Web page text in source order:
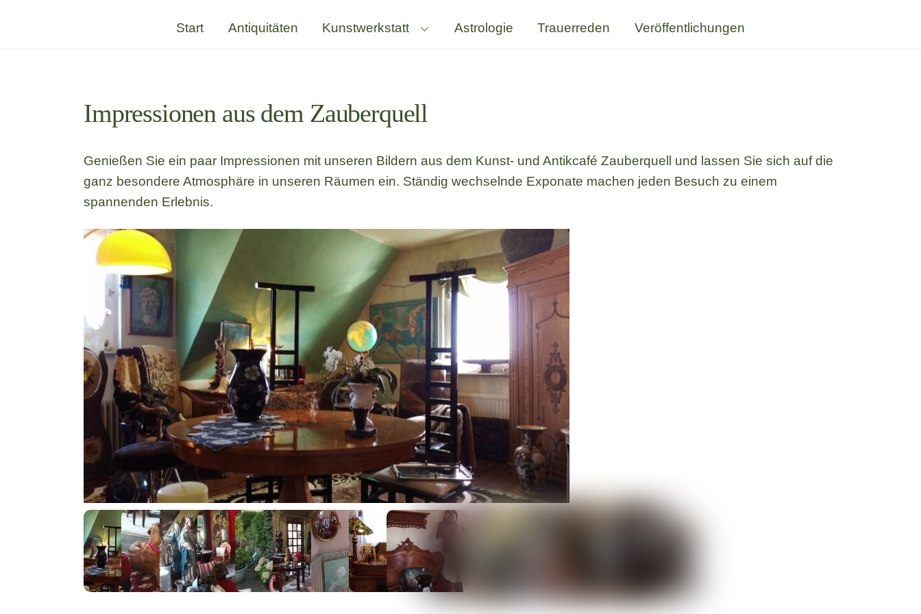
Start Antiquitäten Kunstwerkstatt Astrologie Trauerreden Veröffentlichungen
Impressionen aus dem Zauberquell
Genießen Sie ein paar Impressionen mit unseren Bildern aus dem Kunst- und Antikcafé Zauberquell und lassen Sie sich auf die
ganz besondere Atmosphäre in unseren Räumen ein. Ständig wechselnde Exponate machen jeden Besuch zu einem
spannenden Erlebnis.